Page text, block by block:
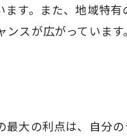
す。また、地域特有
スが広がっています。
大の利点は、自分